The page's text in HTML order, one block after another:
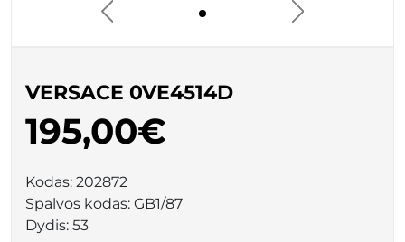
VERSACE 0VE4514D
195,00€
Kodas: 202872
Spalvos kodas: GB1/87
Dydis: 53